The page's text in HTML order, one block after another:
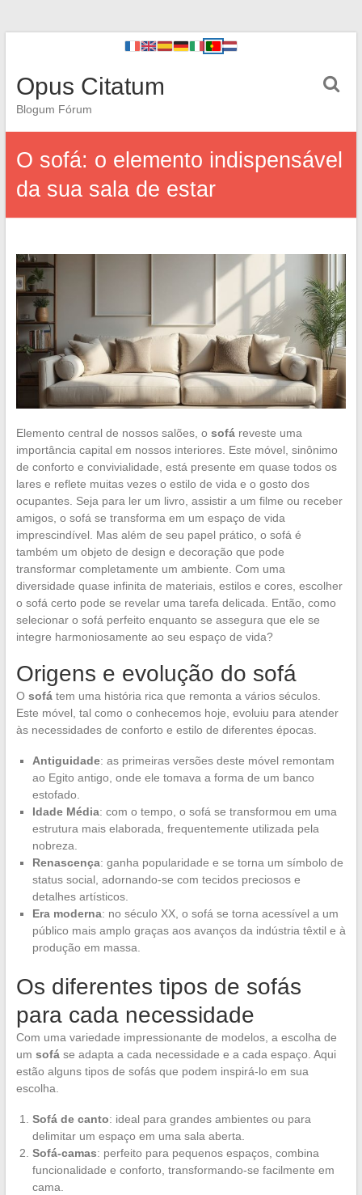
Opus Citatum
Blogum Fórum
O sofá: o elemento indispensável
da sua sala de estar
Elemento central de nossos salões, o sofáreveste uma
importância capital em nossos interiores. Este móvel, sinônimo
de conforto e convivialidade, está presente em quase todos os
lares e reflete muitas vezes o estilo de vida e o gosto dos
ocupantes. Seja para ler um livro, assistir a um filme ou receber
amigos, o sofá se transforma em um espaço de vida
imprescindível. Mas além de seu papel prático, o sofá é
também um objeto de design e decoração que pode
transformar completamente um ambiente. Com uma
diversidade quase infinita de materiais, estilos e cores, escolher
o sofá certo pode se revelar uma tarefa delicada. Então, como
selecionar o sofá perfeito enquanto se assegura que ele se
integre harmoniosamente ao seu espaço de vida?
Origens e evolução do sofá
O sofátem uma história rica que remonta a vários séculos.
Este móvel, tal como o conhecemos hoje, evoluiu para atender
às necessidades de conforto e estilo de diferentes épocas.
Antiguidade: as primeiras versões deste móvel remontam
ao Egito antigo, onde ele tomava a forma de um banco
estofado.
Idade Média: com o tempo, o sofá se transformou em uma
estrutura mais elaborada, frequentemente utilizada pela
nobreza.
Renascença: ganha popularidade e se torna um símbolo de
status social, adornando-se com tecidos preciosos e
detalhes artísticos.
Era moderna: no século XX, o sofá se torna acessível a um
público mais amplo graças aos avanços da indústria têxtil e à
produção em massa.
Os diferentes tipos de sofás
para cada necessidade
Com uma variedade impressionante de modelos, a escolha de
um sofáse adapta a cada necessidade e a cada espaço. Aqui
estão alguns tipos de sofás que podem inspirá-lo em sua
escolha.
Sofá de canto: ideal para grandes ambientes ou para
delimitar um espaço em uma sala aberta.
Sofá-camas: perfeito para pequenos espaços, combina
funcionalidade e conforto, transformando-se facilmente em
cama.